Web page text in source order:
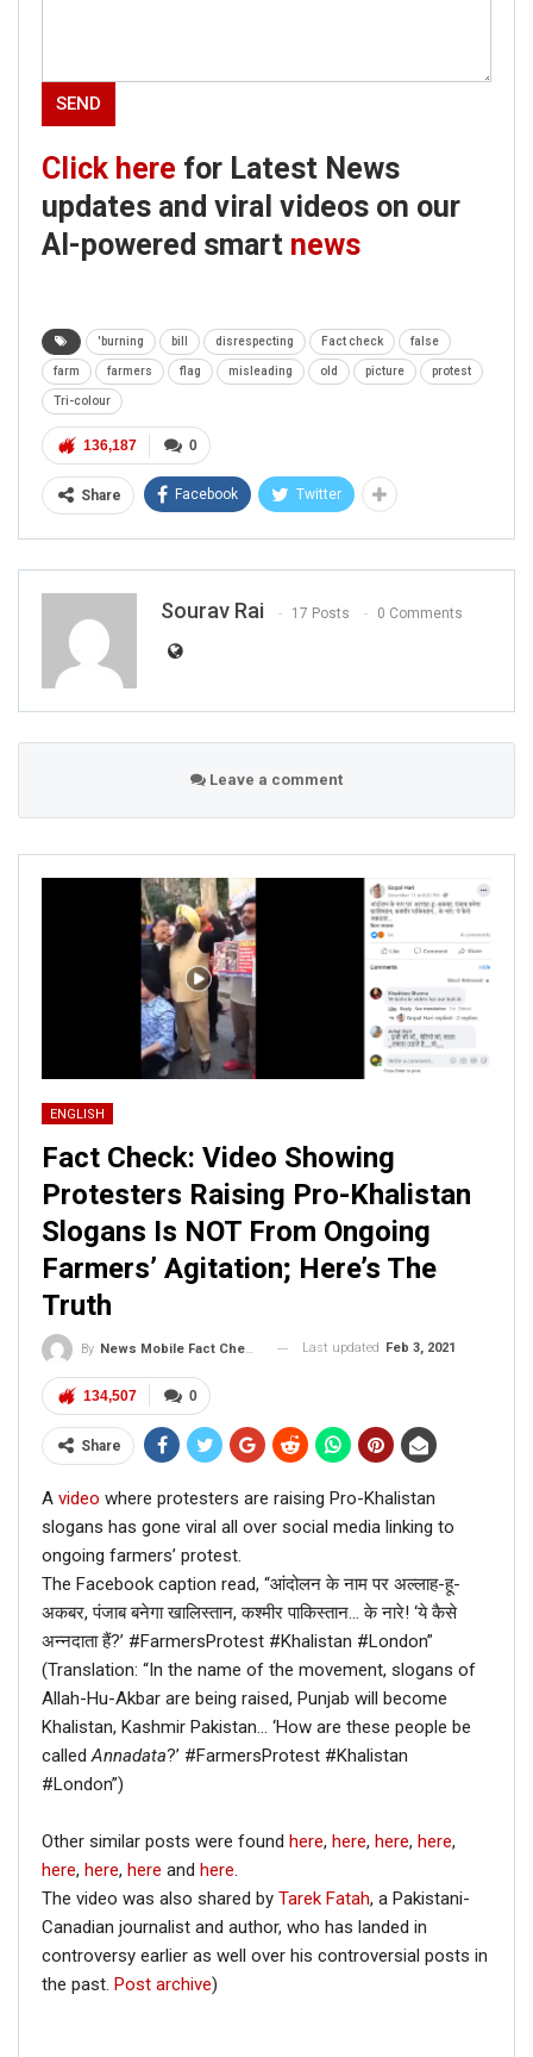
Click here for Latest News
updates and viral videos on our
AI-powered smart news
'burning bill disrespecting Fact check false
farm farmers flag misleading old picture protest
Tri-colour
0
136,187
Share Facebook Twitter
Sourav Rai 17 Posts 0 Comments
Leave a comment
ENGLISH
Fact Check: Video Showing
Protesters Raising Pro-Khalistan
Slogans Is NOT From Ongoing
Farmers’ Agitation; Here’s The
Truth
By News Mobile Fact Check Bureau Last updated Feb 3, 2021
0
134,507
Share
A video where protesters are raising Pro-Khalistan
slogans has gone viral all over social media linking to
ongoing farmers’ protest.
The Facebook caption read, “आंदोलन के नाम पर अल्लाह-हू-
अकबर, पंजाब बनेगा खालिस्तान, कश्मीर पाकिस्तान… के नारे! ‘ये कैसे
अन्नदाता हैं?’ #FarmersProtest #Khalistan #London”
(Translation: “In the name of the movement, slogans of
Allah-Hu-Akbar are being raised, Punjab will become
Khalistan, Kashmir Pakistan… ‘How are these people be
called Annadata?’ #FarmersProtest #Khalistan
#London”)
Other similar posts were found here, here, here, here,
here, here, here and here
The video was also shared by Tarek Fatah, a Pakistani-
Canadian journalist and author, who has landed in
controversy earlier as well over his controversial posts in
the past. Post archive)